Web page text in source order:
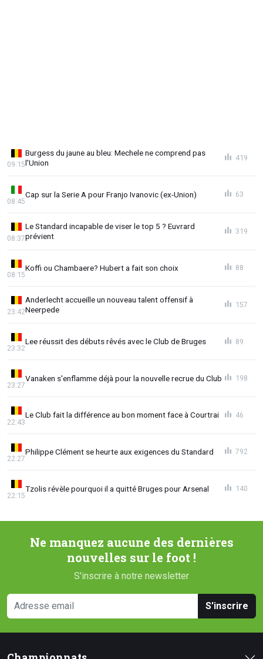
Burgess du jaune au bleu: Mechele ne comprend pas
l'Union
09:15
419
Cap sur la Serie A pour Franjo Ivanovic (ex-Union)
08:45
63
Le Standard incapable de viser le top 5 ? Euvrard
prévient
08:37
319
Koffi ou Chambaere? Hubert a fait son choix
08:15
88
Anderlecht accueille un nouveau talent offensif à
Neerpede
23:42
157
Lee réussit des débuts rêvés avec le Club de Bruges
23:32
89
Vanaken s'enflamme déjà pour la nouvelle recrue du Club
23:27
198
Le Club fait la différence au bon moment face à Courtrai
22:43
46
Philippe Clément se heurte aux exigences du Standard
22:27
792
Tzolis révèle pourquoi il a quitté Bruges pour Arsenal
22:15
140
Ne manquez aucune des dernières
nouvelles sur le foot !
S'inscrire à notre newsletter
S'inscrire